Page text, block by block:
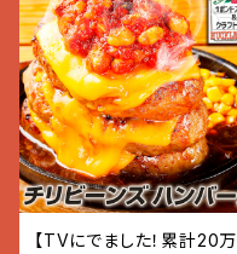
【TVにでました！累計20万